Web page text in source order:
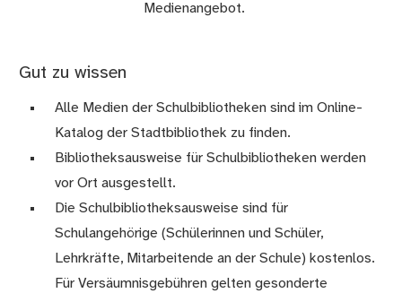
Medienangebot.
Gut zu wissen
Alle Medien der Schulbibliotheken sind im Online-
Katalog der Stadtbibliothek zu finden.
Bibliotheksausweise für Schulbibliotheken werden
vor Ort ausgestellt.
Die Schulbibliotheksausweise sind für
Schulangehörige (Schülerinnen und Schüler,
Lehrkräfte, Mitarbeitende an der Schule) kostenlos.
Für Versäumnisgebühren gelten gesonderte